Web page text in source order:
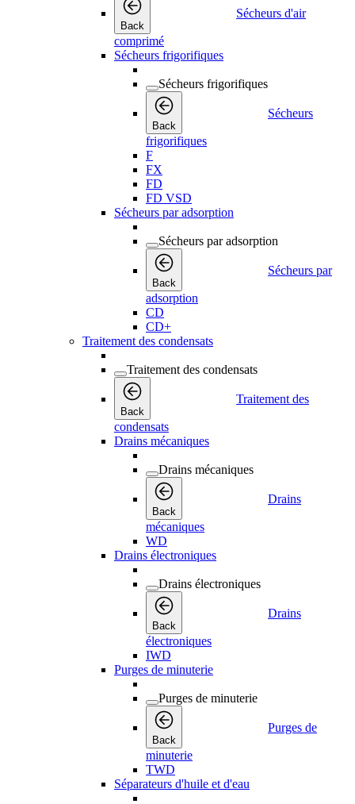
Back
Sécheurs d'air
comprimé
Sécheurs frigorifiques
Sécheurs frigorifiques
Back
Sécheurs
frigorifiques
F
FX
FD
FD VSD
Sécheurs par adsorption
Sécheurs par adsorption
Back
Sécheurs par
adsorption
CD
CD+
Traitement des condensats
Traitement des condensats
Back
Traitement des
condensats
Drains mécaniques
Drains mécaniques
Back
Drains
mécaniques
WD
Drains électroniques
Drains électroniques
Back
Drains
électroniques
IWD
Purges de minuterie
Purges de minuterie
Back
Purges de
minuterie
TWD
Séparateurs d'huile et d'eau